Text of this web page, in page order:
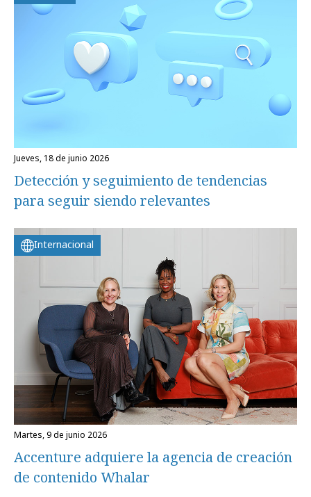
jueves, 18 de junio 2026
Detección y seguimiento de tendencias
para seguir siendo relevantes
Internacional
martes, 9 de junio 2026
Accenture adquiere la agencia de creación
de contenido Whalar